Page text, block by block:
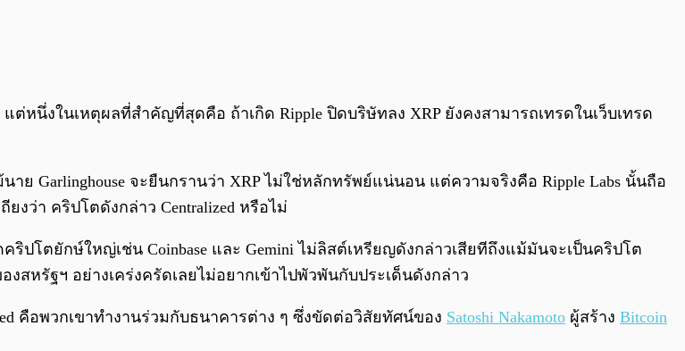
หนึ่งในเหตุผลที่สำคัญที่สุดคือ ถ้าเกิด Ripple ปิดบริษัทลง XRP ยังคงสามารถเทรดในเว็บเทรด
Garlinghouse จะยืนกรานว่า XRP ไม่ใช่หลักทรัพย์แน่นอน แต่ความจริงคือ Ripple Labs นั้นถือ
งว่า คริปโตดังกล่าว Centralized หรือไม่
ปโตยักษ์ใหญ่เช่น Coinbase และ Gemini ไม่ลิสต์เหรียญดังกล่าวเสียทีถึงแม้มันจะเป็นคริปโต
สหรัฐฯ อย่างเคร่งครัดเลยไม่อยากเข้าไปพัวพันกับประเด็นดังกล่าว
คือพวกเขาทำงานร่วมกับธนาคารต่าง ๆ ซึ่งขัดต่อวิสัยทัศน์ของ Satoshi Nakamoto ผู้สร้าง Bitcoin